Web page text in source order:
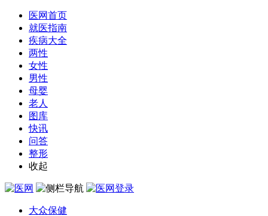
医网首页
就医指南
疾病大全
两性
女性
男性
母婴
老人
图库
快讯
问答
整形
收起
大众保健